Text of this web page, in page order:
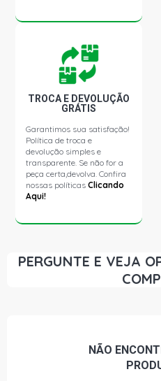
TROCA E DEVOLUÇÃO
GRÁTIS
Garantimos sua satisfação!
Política de troca e
devolução simples e
transparente. Se não for a
peça certa,devolva. Confira
nossas políticasClicando
Aqui!
PERGUNTE E VEJA
NÃO